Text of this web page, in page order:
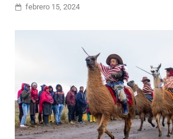
febrero 15, 2024